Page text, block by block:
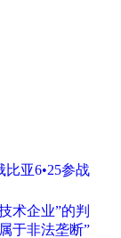
比亚6•25参战
术企业”的判
于非法垄断”